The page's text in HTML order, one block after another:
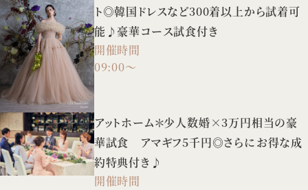
ト◎韓国ドレスなど300着以上から試着可
能♪豪華コース試食付き
開催時間
09:00～
アットホーム＊少人数婚×3万円相当の豪
華試食 アマギフ5千円◎さらにお得な成
約特典付き♪
開催時間